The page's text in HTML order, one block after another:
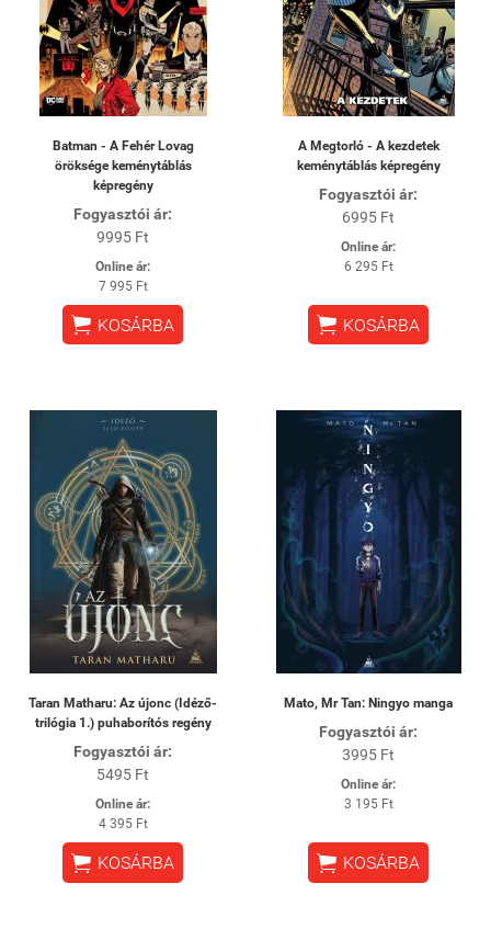
Batman - A Fehér Lovag
öröksége keménytáblás
képregény
Fogyasztói ár:
9995 Ft
Online ár:
7 995 Ft
 KOSÁRBA
A Megtorló - A kezdetek
keménytáblás képregény
Fogyasztói ár:
6995 Ft
Online ár:
6 295 Ft
 KOSÁRBA
Taran Matharu: Az újonc (Idéző-
trilógia 1.) puhaborítós regény
Fogyasztói ár:
5495 Ft
Online ár:
4 395 Ft
 KOSÁRBA
Mato, Mr Tan: Ningyo manga
Fogyasztói ár:
3995 Ft
Online ár:
3 195 Ft
 KOSÁRBA